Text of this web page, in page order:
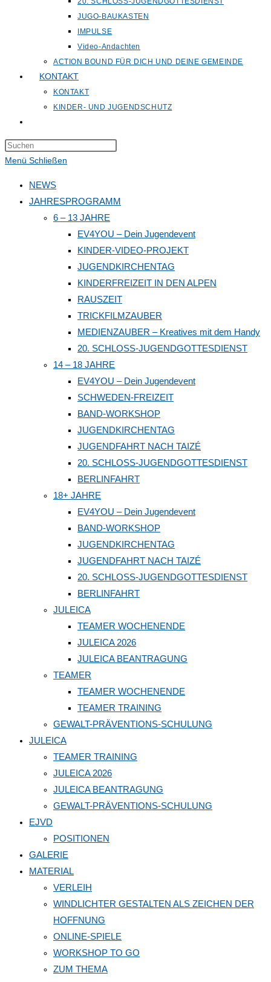
JUGO-BAUKASTEN
IMPULSE
Video-Andachten
ACTION BOUND FÜR DICH UND DEINE GEMEINDE
KONTAKT
KONTAKT
KINDER- UND JUGENDSCHUTZ
umschalten
the
panel.
Menü Schließen
NEWS
JAHRESPROGRAMM
6 – 13 JAHRE
EV4YOU – Dein Jugendevent
KINDER-VIDEO-PROJEKT
JUGENDKIRCHENTAG
KINDERFREIZEIT IN DEN ALPEN
RAUSZEIT
TRICKFILMZAUBER
MEDIENZAUBER – Kreatives mit dem Handy
20. SCHLOSS-JUGENDGOTTESDIENST
14 – 18 JAHRE
EV4YOU – Dein Jugendevent
SCHWEDEN-FREIZEIT
BAND-WORKSHOP
JUGENDKIRCHENTAG
JUGENDFAHRT NACH TAIZÉ
20. SCHLOSS-JUGENDGOTTESDIENST
BERLINFAHRT
18+ JAHRE
EV4YOU – Dein Jugendevent
BAND-WORKSHOP
JUGENDKIRCHENTAG
JUGENDFAHRT NACH TAIZÉ
20. SCHLOSS-JUGENDGOTTESDIENST
BERLINFAHRT
JULEICA
TEAMER WOCHENENDE
JULEICA 2026
JULEICA BEANTRAGUNG
TEAMER
TEAMER WOCHENENDE
TEAMER TRAINING
GEWALT-PRÄVENTIONS-SCHULUNG
JULEICA
TEAMER TRAINING
JULEICA 2026
JULEICA BEANTRAGUNG
GEWALT-PRÄVENTIONS-SCHULUNG
EJVD
POSITIONEN
GALERIE
MATERIAL
VERLEIH
WINDLICHTER GESTALTEN ALS ZEICHEN DER
HOFFNUNG
ONLINE-SPIELE
WORKSHOP TO GO
ZUM THEMA